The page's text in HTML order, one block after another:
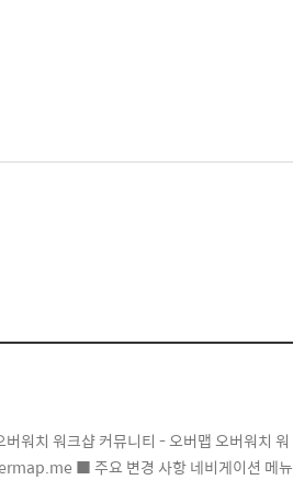
워치 워크샵 커뮤니티 - 오버맵 오버워치 워
■ 주요 변경 사항 네비게이션 메뉴